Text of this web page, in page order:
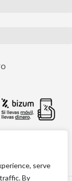
serve
By